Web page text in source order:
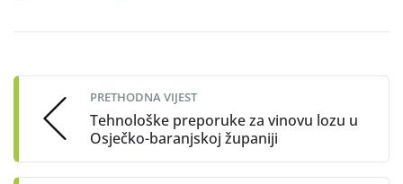
navigation
PRETHODNA VIJEST
Tehnološke preporuke za vinovu lozu u
Osječko-baranjskoj županiji